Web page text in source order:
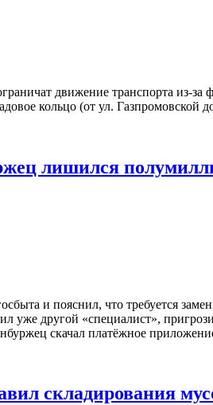
движение транспорта из-
кольцо (от ул. Газпромовской
лишился
и пояснил, что требуется
уже другой «специалист»,
скачал платёжное
складирования